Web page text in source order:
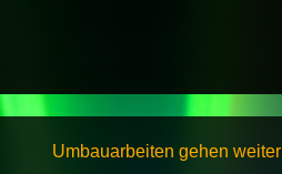
Umbauarbeiten gehen weiter